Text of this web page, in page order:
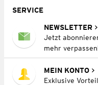
SERVICE
NEWSLETTER
Jetzt
mehr
MEIN KONTO
Exklusive